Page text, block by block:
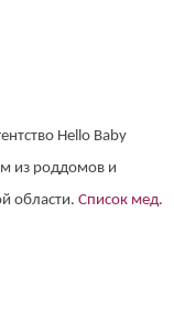
Hello Baby
из роддомов и
области. Список мед.